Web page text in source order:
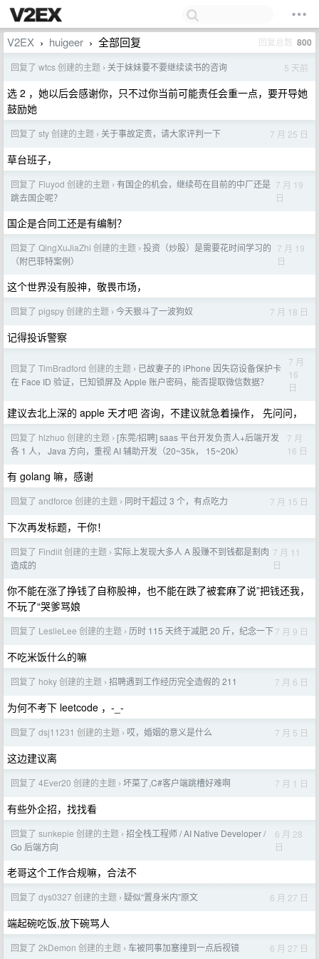
V2EX › huigeer › 全部回复 回复总数 800
回复了 wtcs 创建的主题 › 关于妹妹要不要继续读书的咨询 5 天前
选 2 ，她以后会感谢你，只不过你当前可能责任会重一点，要开导她
鼓励她
回复了 sty 创建的主题 › 关于事故定责，请大家评判一下 7 月 25 日
草台班子，
回复了 Fluyod 创建的主题 › 有国企的机会，继续苟在目前的中厂还是
跳去国企呢？
7 月 19
日
国企是合同工还是有编制？
回复了 QingXuJiaZhi 创建的主题 › 投资（炒股）是需要花时间学习的
（附巴菲特案例）
7 月 19
日
这个世界没有股神，敬畏市场，
回复了 pigspy 创建的主题 › 今天狠斗了一波狗奴 7 月 18 日
记得投诉警察
回复了 TimBradford 创建的主题 › 已故妻子的 iPhone 因失窃设备保护卡
在 Face ID 验证，已知锁屏及 Apple 账户密码，能否提取微信数据？
7 月
16
日
建议去北上深的 apple 天才吧 咨询，不建议就急着操作， 先问问，
回复了 hlzhuo 创建的主题 › [东莞/招聘] saas 平台开发负责人+后端开发
各 1 人， Java 方向，重视 AI 辅助开发（20~35k， 15~20k）
7 月
16 日
有 golang 嘛，感谢
回复了 andforce 创建的主题 › 同时干超过 3 个，有点吃力 7 月 15 日
下次再发标题，干你！
回复了 Findiit 创建的主题 › 实际上发现大多人 A 股赚不到钱都是割肉
造成的
7 月 11
日
你不能在涨了挣钱了自称股神，也不能在跌了被套麻了说”把钱还我，
不玩了“哭爹骂娘
回复了 LeslieLee 创建的主题 › 历时 115 天终于减肥 20 斤，纪念一下7 月 9 日
不吃米饭什么的嘛
回复了 hoky 创建的主题 › 招聘遇到工作经历完全造假的 211 7 月 6 日
为何不考下 leetcode ，-_-
回复了 dsj11231 创建的主题 › 哎，婚姻的意义是什么 7 月 5 日
这边建议离
回复了 4Ever20 创建的主题 › 坏菜了,C#客户端跳槽好难啊 7 月 1 日
有些外企招，找找看
回复了 sunkepie 创建的主题 › 招全栈工程师 / AI Native Developer /
Go 后端方向
6 月 28
日
老哥这个工作合规嘛，合法不
回复了 dys0327 创建的主题 › 疑似“置身米内”原文 6 月 27 日
端起碗吃饭,放下碗骂人
回复了 2kDemon 创建的主题 › 车被同事加塞撞到一点后视镜 6 月 27 日